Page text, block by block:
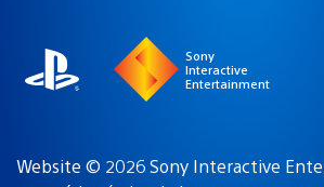
Sony
Interactive
Entertainment
Website © 2026 Sony Interactive